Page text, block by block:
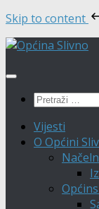
Skip to content
Skip
content
Pretraži:
Vijesti
O Općini